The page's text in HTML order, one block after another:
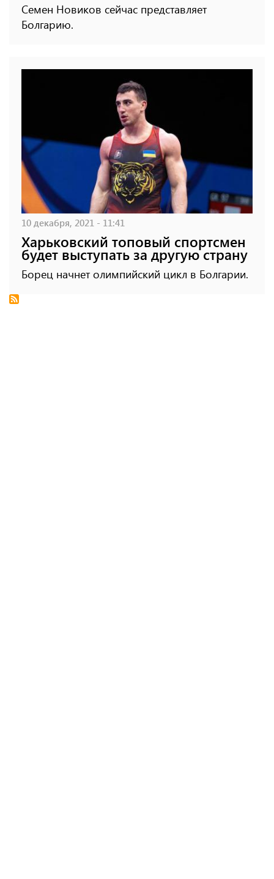
Семен Новиков сейчас представляет
Болгарию.
10 декабря, 2021 - 11:41
Харьковский топовый спортсмен
будет выступать за другую страну
Борец начнет олимпийский цикл в Болгарии.